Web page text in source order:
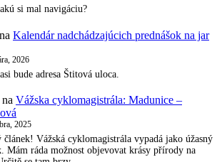
si mal navigáciu?
Kalendár nadchádzajúcich prednášok na jar
2026
bude adresa Štitová uloca.
na Vážska cyklomagistrála: Madunice –
2025
článek! Vážská cyklomagistrála vypadá jako úžasný
Mám ráda možnost objevovat krásy přírody na